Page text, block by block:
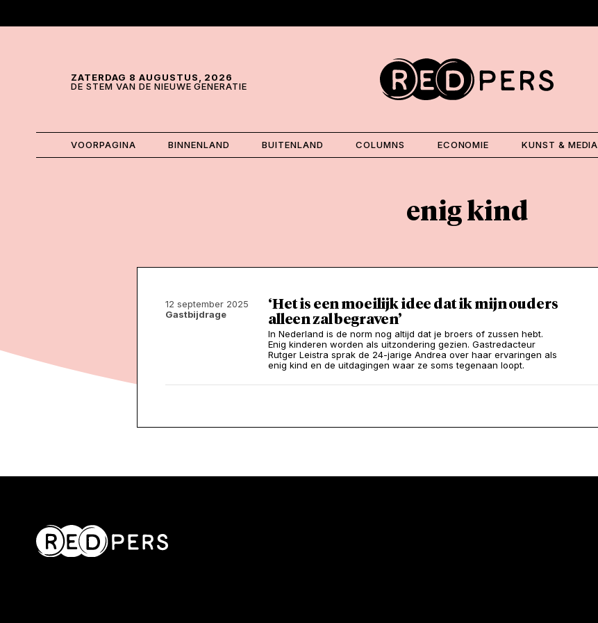
ZATERDAG 8 AUGUSTUS, 2026
DE STEM VAN DE NIEUWE GENERATIE
VOORPAGINA BINNENLAND BUITENLAND COLUMNS ECONOMIE KUNST & MEDIA
enig kind
12 september 2025
Gastbijdrage
‘Het is een moeilijk idee dat ik mijn ouders
alleen zal begraven’
In Nederland is de norm nog altijd dat je broers of zussen hebt.
Enig kinderen worden als uitzondering gezien. Gastredacteur
Rutger Leistra sprak de 24-jarige Andrea over haar ervaringen als
enig kind en de uitdagingen waar ze soms tegenaan loopt.